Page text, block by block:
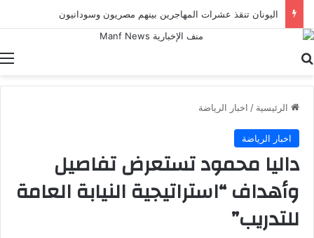
اليونان تنقذ عشرات المهاجرين بينهم مصريون وسودانيون
الرئيسية / اخبار الرياضة
اخبار الرياضة
داليا محمود تستعرض تفاصيل
وأهداف “استراتيجية النيابة العامة
للتدريب”